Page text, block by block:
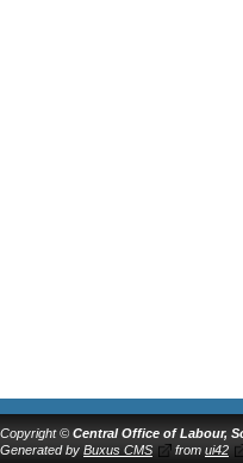
Copyright © Central Office of Labour,
Generated by Buxus CMS from ui42